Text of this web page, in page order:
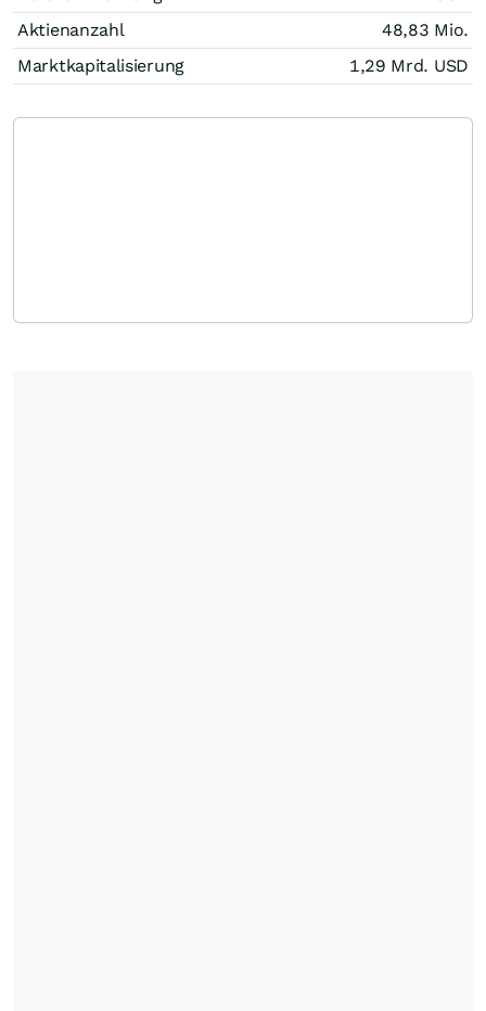
Aktienanzahl
48,83 Mio.
Marktkapitalisierung
1,29 Mrd. USD